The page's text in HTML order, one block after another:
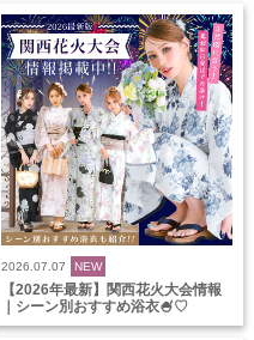
2026.07.07 NEW
【2026年最新】関西花火大会情報
｜シーン別おすすめ浴衣🍧♡